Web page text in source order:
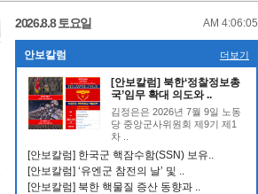
2026.8.8 토요일 AM 4:06:05
안보칼럼 더보기
[안보칼럼] 북한‘정찰정보총
국’임무 확대 의도와 ..
김정은은 2026년 7월 9일 노동
당 중앙군사위원회 제9기 제1
차 ..
[안보칼럼] 한국군 핵잠수함(SSN) 보유..
[안보칼럼] ‘유엔군 참전의 날’ 및 ..
[안보칼럼] 북한 핵물질 증산 동향과 ..